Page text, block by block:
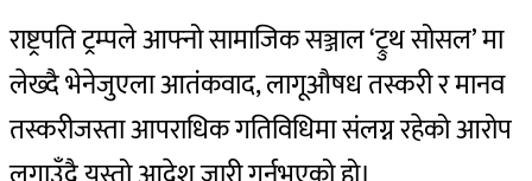
राष्ट्रपति ट्रम्पले आफ्नो सामाजिक सञ्जाल ‘ट्रुथ सोसल’ मा
लेख्दै भेनेजुएला आतंकवाद, लागूऔषध तस्करी र मानव
तस्करीजस्ता आपराधिक गतिविधिमा संलग्न रहेको आरोप